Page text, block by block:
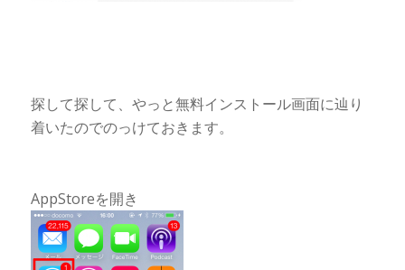
探して探して、やっと無料インストール画面に辿り
着いたのでのっけておきます。
AppStoreを開き